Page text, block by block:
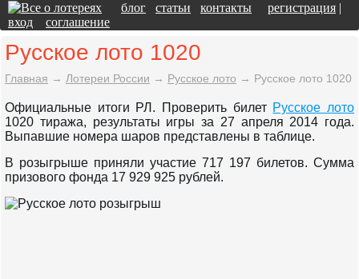
блог статьи контакты регистрация |
вход
соглашение
Русское лото 1020
Главная → Лотереи России → Русское лото → Русское лото 1020
Официальные итоги РЛ. Проверить билет Русское лото
1020 тиража, результаты игры за 27 апреля 2014 года.
Выпавшие номера шаров представлены в таблице.
В розыгрыше приняли участие 717 197 билетов. Сумма
призового фонда 17 929 925 рублей.